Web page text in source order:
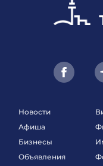
Новости
Афиша
Бизнесы
Объявления